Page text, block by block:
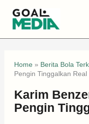
Home» Berita Bola
Pengin Tinggalkan Real
Karim
Pengin